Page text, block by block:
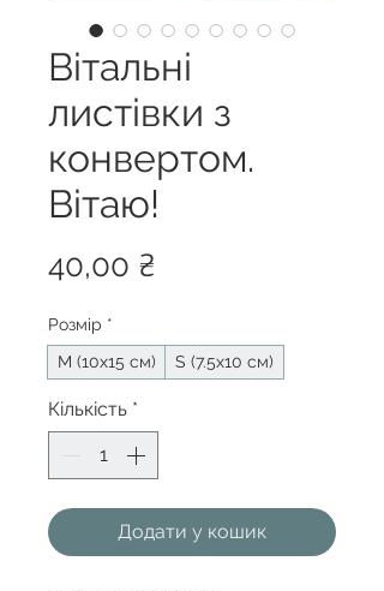
Вітальні
листівки з
конвертом.
Вітаю!
40,00 ₴
Розмір *
М (10х15 см)
S (7.5х10 см)
Кількість *
Додати у кошик